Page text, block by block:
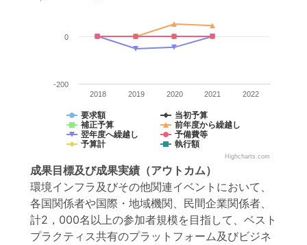
要求額
当初予算
補正予算
前年度から繰越し
翌年度へ繰越し
予備費等
予算計
執行額
2018 2019 2020 2021 2022
-200
0
Highcharts.com
成果目標及び成果実績 （アウトカム）
環境インフラ及びその他関連イベントにおいて、
各国関係者や国際・地域機関、民間企業関係者、
計2，000名以上の参加者規模を目指して、ベスト
プラクティス共有のプラットフォーム及びビジネ